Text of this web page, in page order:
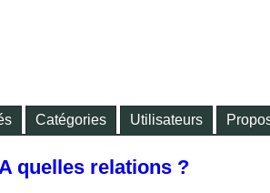
Catégories Utilisateurs
quelles relations ?